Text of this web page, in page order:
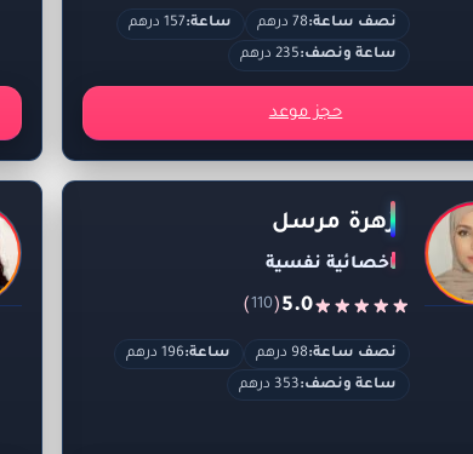
نصف ساعة:78 درهم ساعة:157 درهم
ساعة ونصف:235 درهم
حجز موعد
زهرة مرسل
اخصائية نفسية
5.0
(
110
)
نصف ساعة:98 درهم ساعة:196 درهم
ساعة ونصف:353 درهم